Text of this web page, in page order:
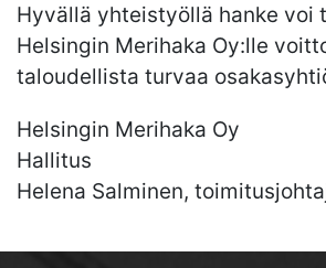
Hyvällä yhteistyöllä hanke voi
Helsingin Merihaka Oy:lle
taloudellista turvaa
Helsingin Merihaka Oy
Hallitus
Helena Salminen,